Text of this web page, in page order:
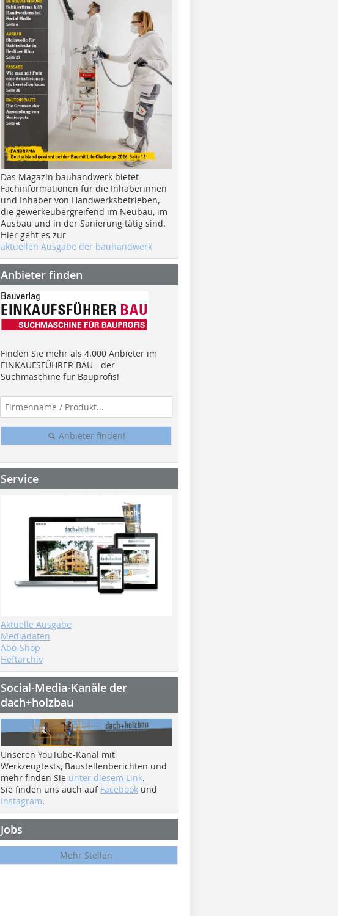
Das Magazin bauhandwerk bietet
Fachinformationen für die Inhaberinnen
und Inhaber von Handwerksbetrieben,
die gewerkeübergreifend im Neubau, im
Ausbau und in der Sanierung tätig sind.
Hier geht es zur
aktuellen Ausgabe der bauhandwerk
Anbieter finden
Finden Sie mehr als 4.000 Anbieter im
EINKAUFSFÜHRER BAU - der
Suchmaschine für Bauprofis!
Anbieter finden!
Service
Aktuelle Ausgabe
Mediadaten
Abo-Shop
Heftarchiv
Social-Media-Kanäle der
dach+holzbau
Unseren YouTube-Kanal mit
Werkzeugtests, Baustellenberichten und
mehr finden Sie unter diesem Link.
Sie finden uns auch auf Facebook und
Instagram.
Jobs
Mehr Stellen